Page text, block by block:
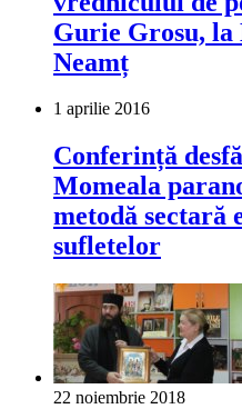
Gurie Grosu,
Neamț
1 aprilie 2016
Conferință
Momeala
metodă sectară
sufletelor
22 noiembrie 2018